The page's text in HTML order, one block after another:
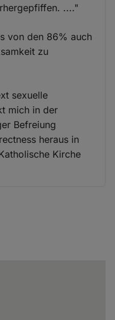
...."
von den 86% auch
zu
sexuelle
mich in der
Befreiung
heraus in
Kirche